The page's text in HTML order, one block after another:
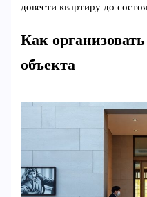
довести квартиру до
Как
объекта